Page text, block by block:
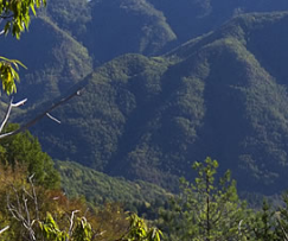
Informazioni